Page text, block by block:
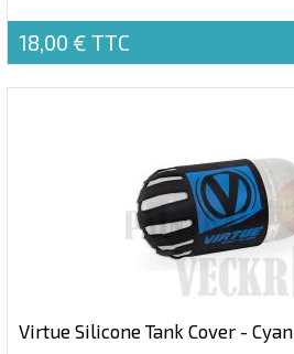
18,00 € TTC
Virtue Silicone Tank Cover - Cyan